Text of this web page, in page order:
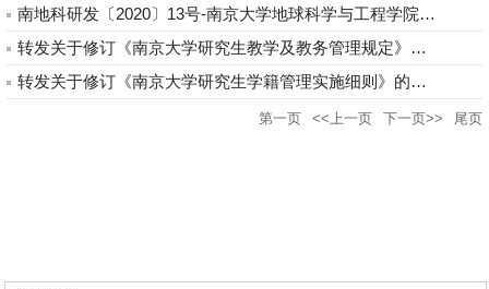
南地科研发〔2020〕13号-南京大学地球科学与工程学院研究生学位过程质量监控的实施办法（2020）
转发关于修订《南京大学研究生教学及教务管理规定》的通知
转发关于修订《南京大学研究生学籍管理实施细则》的通知
第一页 <<上一页 下一页>> 尾页